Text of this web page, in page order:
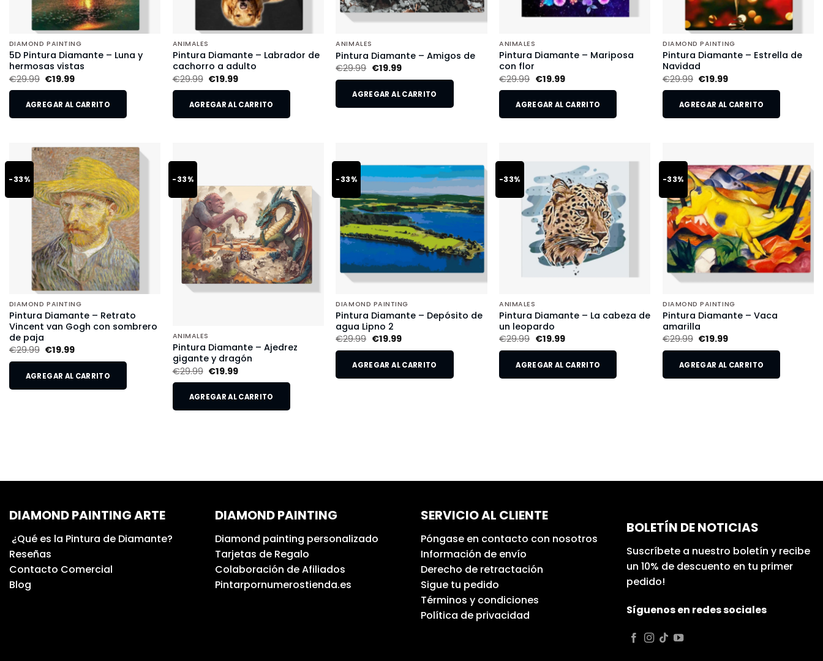
DIAMOND PAINTING
5D Pintura Diamante – Luna y
hermosas vistas
€29.99 €19.99
AGREGAR AL CARRITO
ANIMALES
Pintura Diamante – Labrador de
cachorro a adulto
€29.99 €19.99
AGREGAR AL CARRITO
ANIMALES
Pintura Diamante – Amigos de
€29.99 €19.99
AGREGAR AL CARRITO
ANIMALES
Pintura Diamante – Mariposa
con flor
€29.99 €19.99
AGREGAR AL CARRITO
DIAMOND PAINTING
Pintura Diamante – Estrella de
Navidad
€29.99 €19.99
AGREGAR AL CARRITO
-33%
DIAMOND PAINTING
Pintura Diamante – Retrato
Vincent van Gogh con sombrero
de paja
€29.99 €19.99
AGREGAR AL CARRITO
-33%
ANIMALES
Pintura Diamante – Ajedrez
gigante y dragón
€29.99 €19.99
AGREGAR AL CARRITO
-33%
DIAMOND PAINTING
Pintura Diamante – Depósito de
agua Lipno 2
€29.99 €19.99
AGREGAR AL CARRITO
-33%
ANIMALES
Pintura Diamante – La cabeza de
un leopardo
€29.99 €19.99
AGREGAR AL CARRITO
-33%
DIAMOND PAINTING
Pintura Diamante – Vaca
amarilla
€29.99 €19.99
AGREGAR AL CARRITO
DIAMOND PAINTING ARTE
¿Qué es la Pintura de Diamante?
Reseñas
Contacto Comercial
Blog
DIAMOND PAINTING
Diamond painting personalizado
Tarjetas de Regalo
Colaboración de Afiliados
Pintarpornumerostienda.es
SERVICIO AL CLIENTE
Póngase en contacto con nosotros
Información de envío
Derecho de retractación
Sigue tu pedido
Términos y condiciones
Política de privacidad
BOLETÍN DE NOTICIAS
Suscríbete a nuestro boletín y recibe
un 10% de descuento en tu primer
pedido!
Síguenos en redes sociales